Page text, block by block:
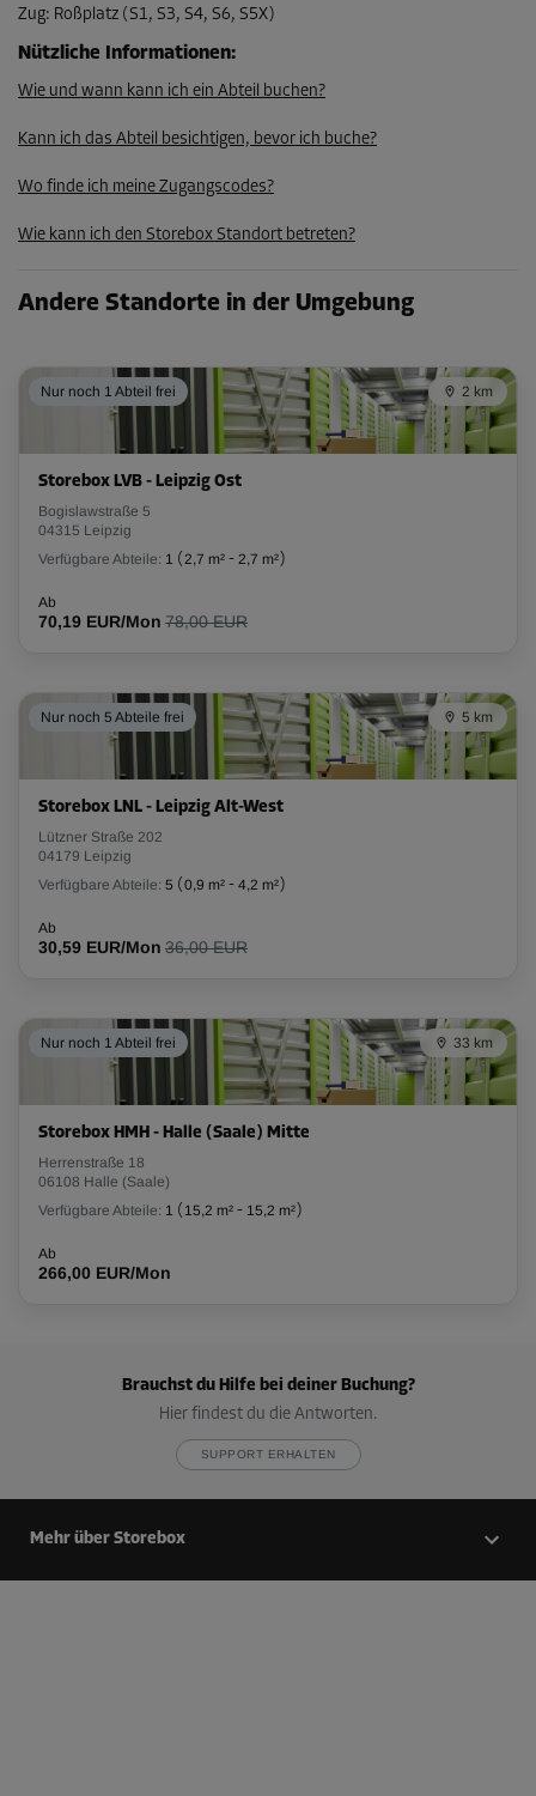
Volumen: 3,24 m³
51,00 EUR/Mon
Abteil 30
L:2 m B:1,3m H: m
-15%
93,00 EUR/Mon
Zug: Roßplatz (S1, S3, S4, S6, S5X)
Nützliche Informationen:
Wie und wann kann ich ein Abteil buchen?
Kann ich das Abteil besichtigen, bevor ich buche?
Wo finde ich meine Zugangscodes?
Wie kann ich den Storebox Standort betreten?
Andere Standorte in der Umgebung
Nur noch 1 Abteil frei 2 km
Storebox LVB - Leipzig Ost
Bogislawstraße 5
04315 Leipzig
Verfügbare Abteile: 1 (2,7 m² - 2,7 m²)
Ab
70,19 EUR/Mon 78,00 EUR
Nur noch 5 Abteile frei 5 km
Storebox LNL - Leipzig Alt-West
Lützner Straße 202
04179 Leipzig
Verfügbare Abteile: 5 (0,9 m² - 4,2 m²)
Ab
30,59 EUR/Mon 36,00 EUR
Nur noch 1 Abteil frei 33 km
Storebox HMH - Halle (Saale) Mitte
Herrenstraße 18
06108 Halle (Saale)
Verfügbare Abteile: 1 ( 15,2 m² - 15,2 m²)
Ab
266,00 EUR/Mon
Brauchst du Hilfe bei deiner Buchung?
Hier findest du die Antworten.
SUPPORT ERHALTEN
Mehr über Storebox